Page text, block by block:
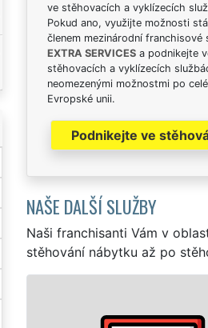
ve stěhovacích a vyklízecích
Pokud ano, využijte možnosti
členem mezinárodní franchisové
EXTRA SERVICESa podnikejte
stěhovacích a vyklízecích
neomezenými možnostmi po celé
Evropské unii.
Podnikejte ve
NAŠE DALŠÍ SLUŽBY
Naši franchisanti Vám v
stěhování nábytku až po
Naše